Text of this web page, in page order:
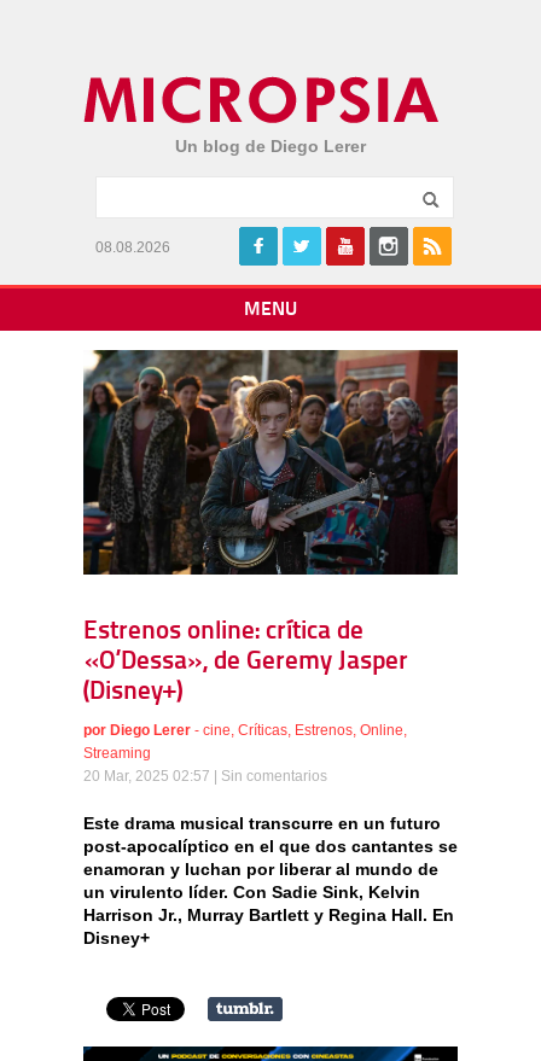
Un blog de Diego Lerer
08.08.2026
MENU
Estrenos online: crítica de
«O’Dessa», de Geremy Jasper
(Disney+)
por Diego Lerer - cine, Críticas, Estrenos, Online,
Streaming
20 Mar, 2025 02:57 | Sin comentarios
Este drama musical transcurre en un futuro
post-apocalíptico en el que dos cantantes se
enamoran y luchan por liberar al mundo de
un virulento líder. Con Sadie Sink, Kelvin
Harrison Jr., Murray Bartlett y Regina Hall. En
Disney+